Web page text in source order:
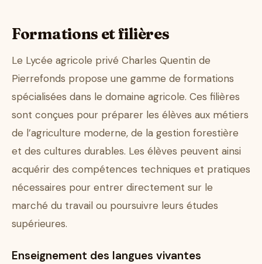
Formations et filières
Le Lycée agricole privé Charles Quentin de
Pierrefonds propose une gamme de formations
spécialisées dans le domaine agricole. Ces filières
sont conçues pour préparer les élèves aux métiers
de l’agriculture moderne, de la gestion forestière
et des cultures durables. Les élèves peuvent ainsi
acquérir des compétences techniques et pratiques
nécessaires pour entrer directement sur le
marché du travail ou poursuivre leurs études
supérieures.
Enseignement des langues vivantes